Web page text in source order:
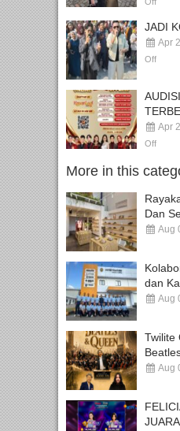
JADI
Apr
Off
Apr
Off
More in this
Dan
Aug
dan
Aug
Twilite
Aug
JUARA